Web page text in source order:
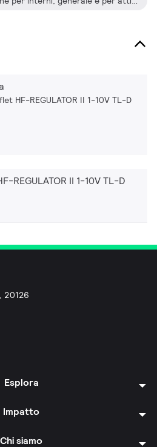
HF-REGULATOR II 1-10V TL-D
REGULATOR II 1-10V TL-D
20126
Esplora
Impatto
Chi siamo